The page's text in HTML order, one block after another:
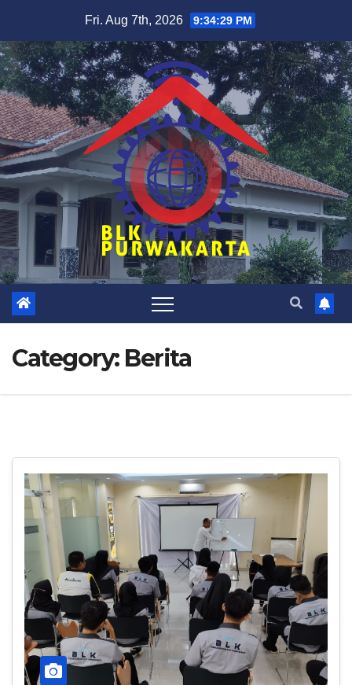
content
Fri. Aug 7th, 2026 9:34:29 PM
Category: Berita